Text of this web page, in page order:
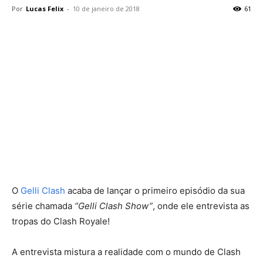
Por Lucas Felix - 10 de janeiro de 2018 61
O Gelli Clash acaba de lançar o primeiro episódio da sua
série chamada “Gelli Clash Show”, onde ele entrevista as
tropas do Clash Royale!
A entrevista mistura a realidade com o mundo de Clash